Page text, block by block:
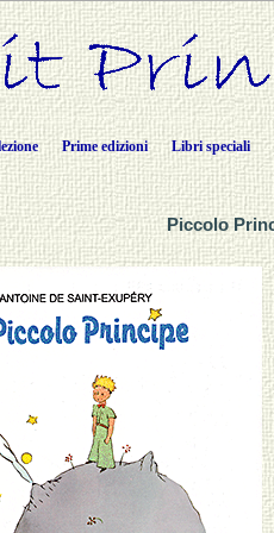
Prime edizioni Libri speciali
Piccolo